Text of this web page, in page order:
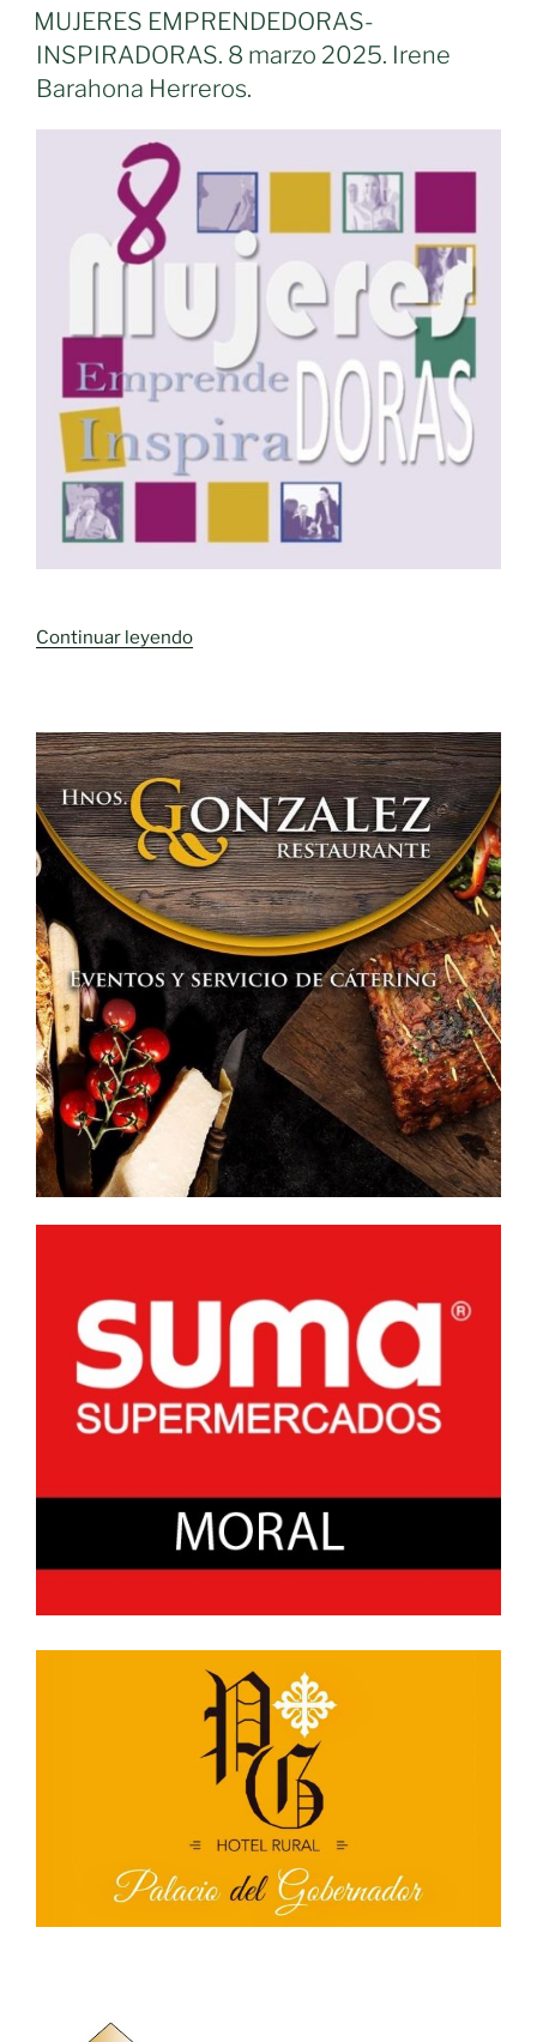
XXII
EDICIÓN
DE
SUS
PREMIOS
EL
MUJERES EMPRENDEDORAS-
INSPIRADORAS. 8 marzo 2025. Irene
Barahona Herreros.
Continuar leyendo«MUJERES
marzo
2025.
Irene
Barahona
Herreros.»